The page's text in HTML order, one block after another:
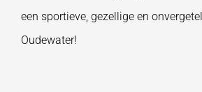
een sportieve, gezellige en
Oudewater!